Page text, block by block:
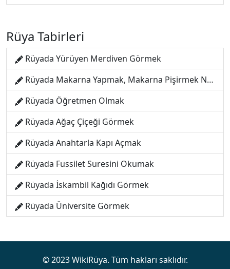
Rüya Tabirleri
Rüyada Yürüyen Merdiven Görmek
Rüyada Makarna Yapmak, Makarna Pişirmek Nedir?
Rüyada Öğretmen Olmak
Rüyada Ağaç Çiçeği Görmek
Rüyada Anahtarla Kapı Açmak
Rüyada Fussilet Suresini Okumak
Rüyada İskambil Kağıdı Görmek
Rüyada Üniversite Görmek
© 2023 WikiRüya. Tüm hakları saklıdır.